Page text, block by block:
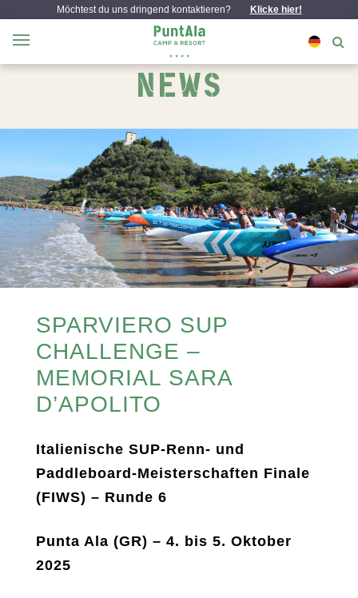
Möchtest du uns dringend kontaktieren? Klicke hier!
NEWS
SPARVIERO SUP
CHALLENGE –
MEMORIAL SARA
D’APOLITO
Italienische SUP-Renn- und
Paddleboard-Meisterschaften Finale
(FIWS) – Runde 6
Punta Ala (GR) – 4. bis 5. Oktober
2025